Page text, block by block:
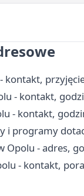
kontakt,
- kontakt,
- kontakt,
i programy
Opolu - adres,
- kontakt,